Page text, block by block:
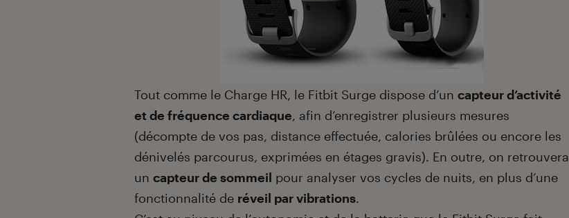
Tout comme le Charge HR, le Fitbit Surge dispose d’un capteur d’activité
et de fréquence cardiaque, afin d’enregistrer plusieurs mesures
(décompte de vos pas, distance effectuée, calories brûlées ou encore les
dénivelés parcourus, exprimées en étages gravis). En outre, on retrouvera
un capteur de sommeil pour analyser vos cycles de nuits, en plus d’une
fonctionnalité de réveil par vibrations.